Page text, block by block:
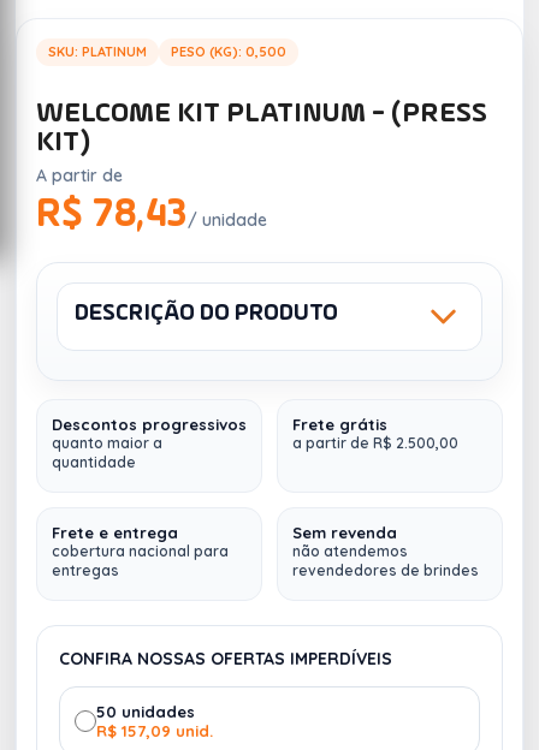
SKU: PLATINUM PESO (KG): 0,500
WELCOME KIT PLATINUM - (PRESS
KIT)
A partir de
R$ 78,43/ unidade
DESCRIÇÃO DO PRODUTO
Welcome Kit Platinum (Personalize do seu jeito, com
a identidade de sua empresa)
Contem 7 itens:
1 Embalagem personalizada para transporte
1 Planner semanal personalizado -
21,0cm - impressão colorida (25 vias)
Descontos progressivos
quanto maior a
quantidade
Frete grátis
a partir de R$ 2.500,00
Frete e entrega
cobertura nacional para
entregas
Sem revenda
não atendemos
revendedores de brindes
CONFIRA NOSSAS OFERTAS IMPERDÍVEIS
50 unidades
R$ 157,09 unid.